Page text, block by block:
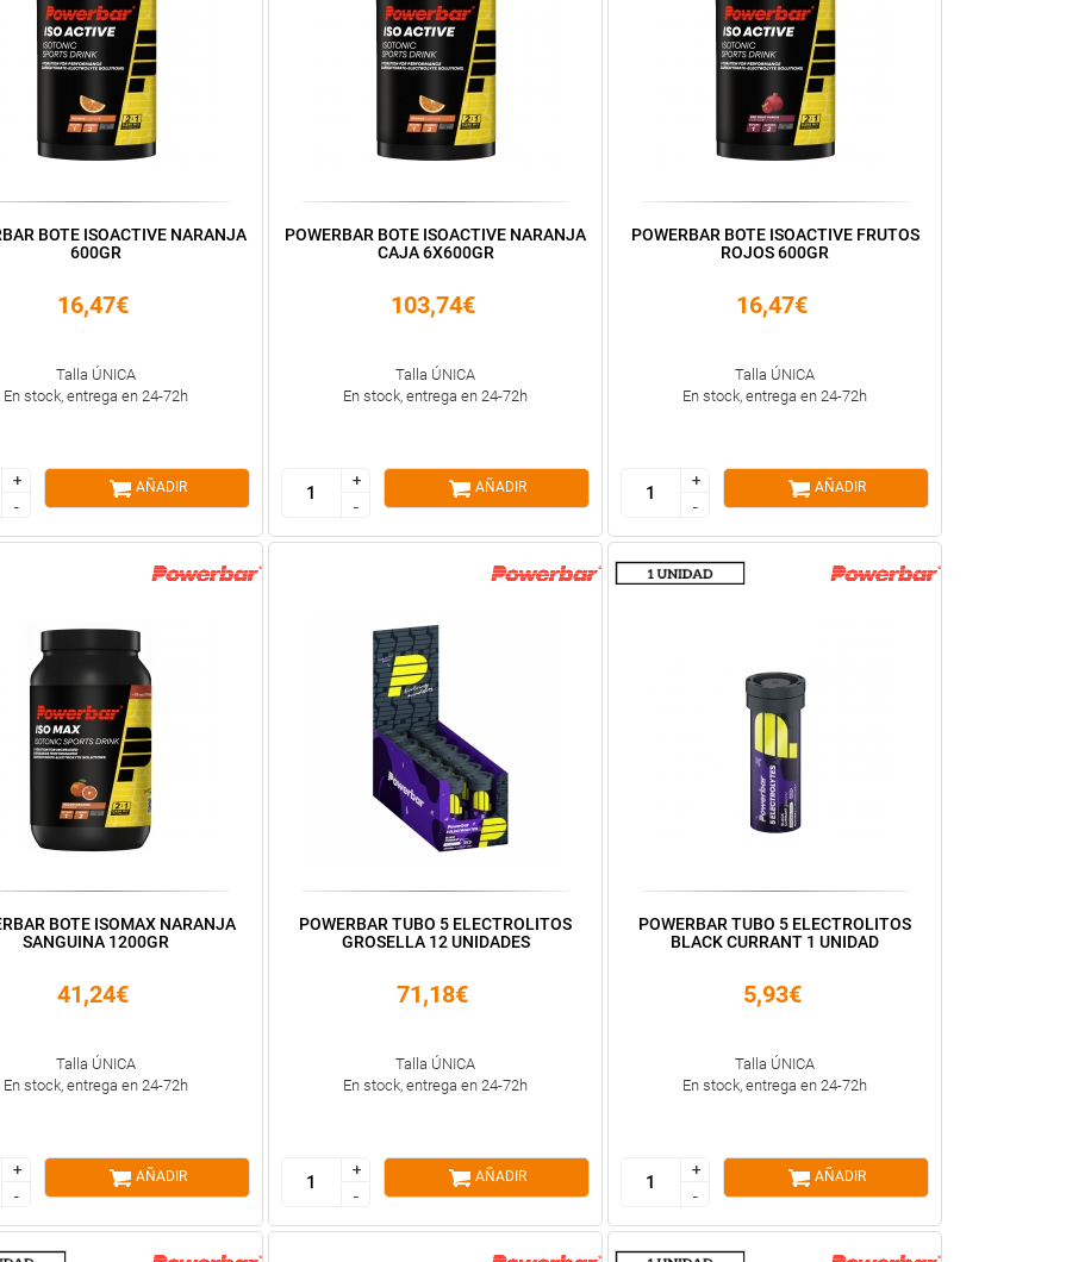
BOTE ISOACTIVE NARANJA
600GR
16,47€
Talla ÚNICA
En stock, entrega en 24-72h
+
-
+
-
AÑADIR
POWERBAR BOTE ISOACTIVE NARANJA
CAJA 6X600GR
103,74€
Talla ÚNICA
En stock, entrega en 24-72h
+
-
+
-
AÑADIR
POWERBAR BOTE ISOACTIVE FRUTOS
ROJOS 600GR
16,47€
Talla ÚNICA
En stock, entrega en 24-72h
+
-
+
-
AÑADIR
BOTE ISOMAX NARANJA
SANGUINA 1200GR
41,24€
Talla ÚNICA
En stock, entrega en 24-72h
+
-
+
-
AÑADIR
POWERBAR TUBO 5 ELECTROLITOS
GROSELLA 12 UNIDADES
71,18€
Talla ÚNICA
En stock, entrega en 24-72h
+
-
+
-
AÑADIR
POWERBAR TUBO 5 ELECTROLITOS
BLACK CURRANT 1 UNIDAD
5,93€
Talla ÚNICA
En stock, entrega en 24-72h
+
-
+
-
AÑADIR